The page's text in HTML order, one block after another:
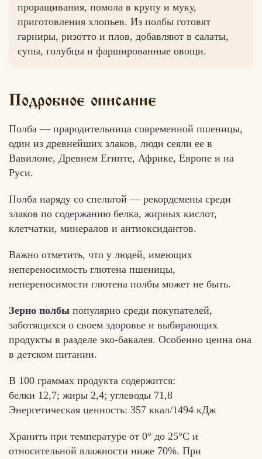
Вконтакте
Max
проращивания, помола в крупу и муку,
приготовления хлопьев. Из полбы готовят
гарниры, ризотто и плов, добавляют в салаты,
супы, голубцы и фаршированные овощи.
Подробное описание
Полба — прародительница современной пшеницы,
один из древнейших злаков, люди сеяли ее в
Вавилоне, Древнем Египте, Африке, Европе и на
Руси.
Полба наряду со спельтой — рекордсмены среди
злаков по содержанию белка, жирных кислот,
клетчатки, минералов и антиоксидантов.
Важно отметить, что у людей, имеющих
непереносимость глютена пшеницы,
непереносимости глютена полбы может не быть.
Зерно полбы популярно среди покупателей,
заботящихся о своем здоровье и выбирающих
продукты в разделе эко-бакалея. Особенно ценна она
в детском питании.
В 100 граммах продукта содержится:
белки 12,7; жиры 2,4; углеводы 71,8
Энергетическая ценность: 357 ккал/1494 кДж
Хранить при температуре от 0° до 25°С и
относительной влажности ниже 70%. При